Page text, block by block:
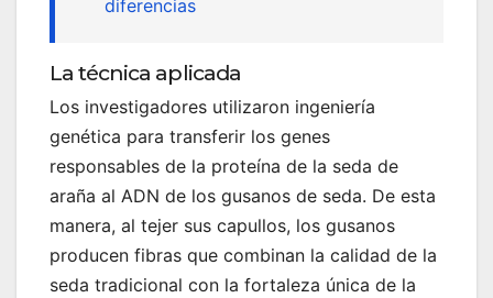
diferencias
La técnica aplicada
Los investigadores utilizaron ingeniería
genética para transferir los genes
responsables de la proteína de la seda de
araña al ADN de los gusanos de seda. De esta
manera, al tejer sus capullos, los gusanos
producen fibras que combinan la calidad de la
seda tradicional con la fortaleza única de la